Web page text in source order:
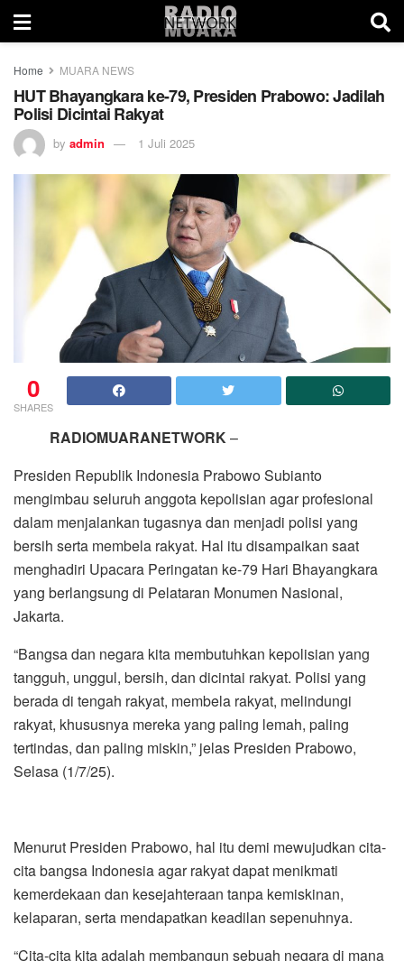
Home MUARA NEWS
HUT Bhayangkara ke-79, Presiden Prabowo: Jadilah
Polisi Dicintai Rakyat
by admin 1 Juli 2025
0
SHARES
RADIOMUARANETWORK–
Presiden Republik Indonesia Prabowo Subianto
mengimbau seluruh anggota kepolisian agar profesional
dalam menjalankan tugasnya dan menjadi polisi yang
bersih serta membela rakyat. Hal itu disampaikan saat
menghadiri Upacara Peringatan ke-79 Hari Bhayangkara
yang berlangsung di Pelataran Monumen Nasional,
Jakarta.
“Bangsa dan negara kita membutuhkan kepolisian yang
tangguh, unggul, bersih, dan dicintai rakyat. Polisi yang
berada di tengah rakyat, membela rakyat, melindungi
rakyat, khususnya mereka yang paling lemah, paling
tertindas, dan paling miskin,” jelas Presiden Prabowo,
Selasa (1/7/25).
Menurut Presiden Prabowo, hal itu demi mewujudkan cita-
cita bangsa Indonesia agar rakyat dapat menikmati
kemerdekaan dan kesejahteraan tanpa kemiskinan,
kelaparan, serta mendapatkan keadilan sepenuhnya.
“Cita-cita kita adalah membangun sebuah negara di mana